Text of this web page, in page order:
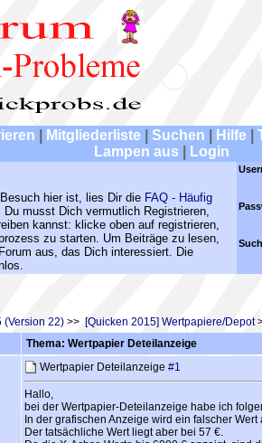
Mitgliederliste Suchen Hilfe
Lampen aus
Login
hier ist, lies Dir die FAQ - Häufig
Du musst Dich vermutlich Registrieren,
kannst: klicke oben auf registrieren,
zu starten. Um Beiträge zu lesen,
aus, das Dich interessiert. Die
(Version 22) >> [Quicken 2015] Wertpapiere/Depot
Thema: Wertpapier Deteilanzeige
Wertpapier Deteilanzeige #1
Hallo,
bei der Wertpapier-Deteilanzeige habe ich
In der grafischen Anzeige wird ein falscher
Der tatsächliche Wert liegt aber bei 57 €.